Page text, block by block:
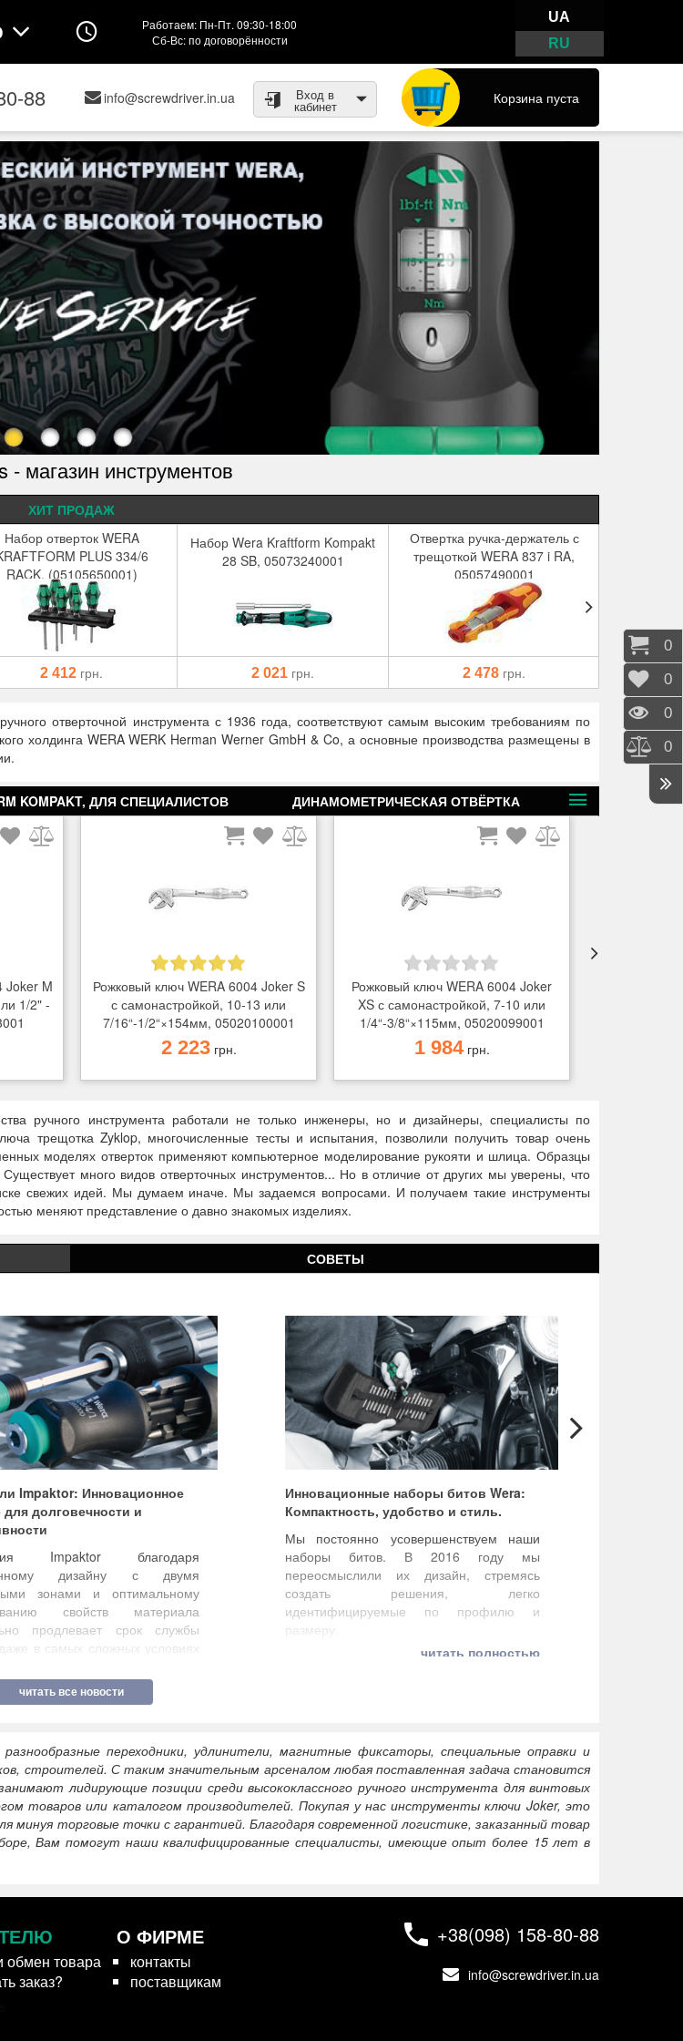
Работаем: Пн-Пт. 09:30-18:00
Сб-Вс: по договорённости
UA
RU
88 info@screwdriver.in.ua Вход в
кабинет Корзина пуста
- магазин инструментов
ХИТ ПРОДАЖ
Набор отверток WERA
PLUS 334/6
RACK, (05105650001)
2 412 грн.
Набор Wera Kraftform Kompakt
28 SB, 05073240001
2 021 грн.
Отвертка ручка-держатель с
трещоткой WERA 837 i RA,
05057490001
2 478 грн.
отверточной инструмента с 1936 года, соответствуют самым высоким требованиям по
холдинга WERA WERK Herman Werner GmbH & Co, а основные производства размещены в
KOMPAKT, ДЛЯ СПЕЦИАЛИСТОВ ДИНАМОМЕТРИЧЕСКАЯ ОТВЁРТКА
Joker M
1/2" -
Рожковый ключ WERA 6004 Joker S
с самонастройкой, 10-13 или
7/16“-1/2“×154мм, 05020100001
2 223грн.
Рожковый ключ WERA 6004 Joker
XS с самонастройкой, 7-10 или
1/4“-3/8“×115мм, 05020099001
1 984грн.
ручного инструмента работали не только инженеры, но и дизайнеры, специалисты по
трещотка Zyklop, многочисленные тесты и испытания, позволили получить товар очень
моделях отверток применяют компьютерное моделирование рукояти и шлица. Образцы
много видов отверточных инструментов... Но в отличие от других мы уверены, что
свежих идей. Мы думаем иначе. Мы задаемся вопросами. И получаем такие инструменты
меняют представление о давно знакомых изделиях.
СОВЕТЫ
Impaktor: Инновационное
долговечности и
Impaktor благодаря
дизайну с двумя
зонами и оптимальному
свойств материала
продлевает срок службы
в самых сложных условиях
Инновационные наборы битов Wera:
Компактность, удобство и стиль.
Мы постоянно усовершенствуем наши
наборы битов. В 2016 году мы
переосмыслили их дизайн, стремясь
создать решения, легко
идентифицируемые по профилю и
размеру.
читать полностью
читать все новости
переходники, удлинители, магнитные фиксаторы, специальные оправки и
строителей. С таким значительным арсеналом любая поставленная задача становится
лидирующие позиции среди высококлассного ручного инструмента для винтовых
товаров или каталогом производителей. Покупая у нас инструменты ключи Joker, это
минуя торговые точки с гарантией. Благодаря современной логистике, заказанный товар
Вам помогут наши квалифицированные специалисты, имеющие опыт более 15 лет в
+38(098) 158-80-88
info@screwdriver.in.ua
обмен товара
заказ?
О ФИРМЕ
контакты
поставщикам
0
0
0
0